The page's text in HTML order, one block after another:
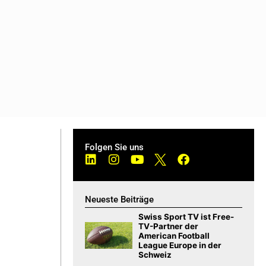
Folgen Sie uns
Neueste Beiträge
Swiss Sport TV ist Free-
TV-Partner der
American Football
League Europe in der
Schweiz